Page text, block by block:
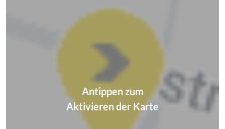
Antippen zum
Aktivieren der Karte